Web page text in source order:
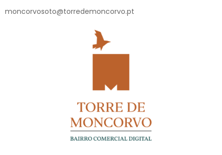
moncorvosoto@torredemoncorvo.pt